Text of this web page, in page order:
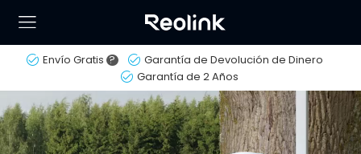
Envío Gratis ?
Garantía de Devolución de Dinero
Garantía de 2 Años